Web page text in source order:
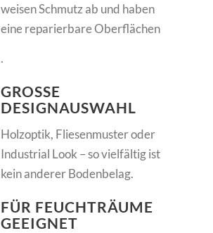
weisen Schmutz ab und haben
eine reparierbare Oberflächen
.
GROSSE D
ESIGNAUSWAHL
Holzoptik, Fliesenmuster oder
Industrial Look – so vielfältig ist
kein anderer Bodenbelag.
FÜR FEUCHTRÄUME
GEEIGNET